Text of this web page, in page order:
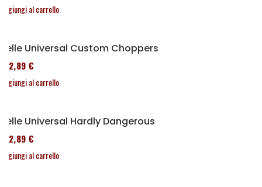
Aggiungi al carrello
Selle Universal Custom Choppers
152,89 €
Aggiungi al carrello
Selle Universal Hardly Dangerous
152,89 €
Aggiungi al carrello